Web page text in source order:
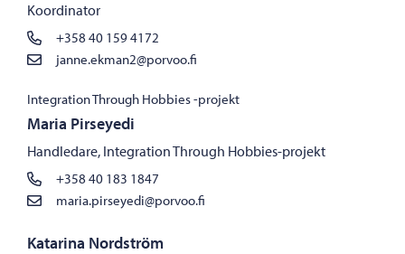
Koordinator
+358 40 159 4172
janne.ekman2@porvoo.fi
Integration Through Hobbies -projekt
Maria Pirseyedi
Handledare, Integration Through Hobbies-projekt
+358 40 183 1847
maria.pirseyedi@porvoo.fi
Katarina Nordström